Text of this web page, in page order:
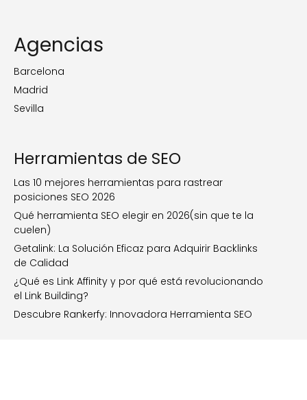
Agencias
Barcelona
Madrid
Sevilla
Herramientas de SEO
Las 10 mejores herramientas para rastrear
posiciones SEO 2026
Qué herramienta SEO elegir en 2026(sin que te la
cuelen)
Getalink: La Solución Eficaz para Adquirir Backlinks
de Calidad
¿Qué es Link Affinity y por qué está revolucionando
el Link Building?
Descubre Rankerfy: Innovadora Herramienta SEO